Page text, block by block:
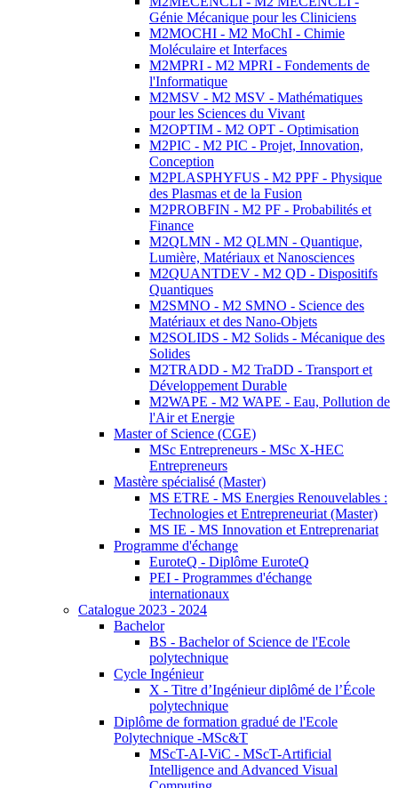
Génie Mécanique pour les Cliniciens
M2MOCHI - M2 MoChI - Chimie
Moléculaire et Interfaces
M2MPRI - M2 MPRI - Fondements de
l'Informatique
M2MSV - M2 MSV - Mathématiques
pour les Sciences du Vivant
M2OPTIM - M2 OPT - Optimisation
M2PIC - M2 PIC - Projet, Innovation,
Conception
M2PLASPHYFUS - M2 PPF - Physique
des Plasmas et de la Fusion
M2PROBFIN - M2 PF - Probabilités et
Finance
M2QLMN - M2 QLMN - Quantique,
Lumière, Matériaux et Nanosciences
M2QUANTDEV - M2 QD - Dispositifs
Quantiques
M2SMNO - M2 SMNO - Science des
Matériaux et des Nano-Objets
M2SOLIDS - M2 Solids - Mécanique des
Solides
M2TRADD - M2 TraDD - Transport et
Développement Durable
M2WAPE - M2 WAPE - Eau, Pollution de
l'Air et Energie
Master of Science (CGE)
MSc Entrepreneurs - MSc X-HEC
Entrepreneurs
Mastère spécialisé (Master)
MS ETRE - MS Energies Renouvelables :
Technologies et Entrepreneuriat (Master)
MS IE - MS Innovation et Entreprenariat
Programme d'échange
EuroteQ - Diplôme EuroteQ
PEI - Programmes d'échange
internationaux
Catalogue 2023 - 2024
Bachelor
BS - Bachelor of Science de l'Ecole
polytechnique
Cycle Ingénieur
X - Titre d’Ingénieur diplômé de l’École
polytechnique
Diplôme de formation gradué de l'Ecole
Polytechnique -MSc&T
MScT-AI-ViC - MScT-Artificial
Intelligence and Advanced Visual